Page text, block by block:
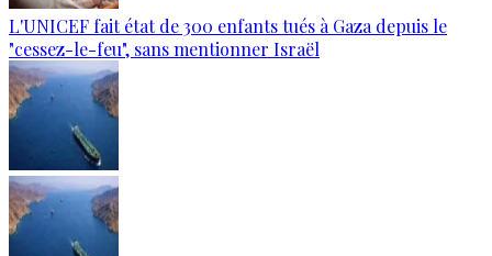
L'UNICEF fait état de 300 enfants tués à Gaza depuis le
"cessez-le-feu", sans mentionner Israël